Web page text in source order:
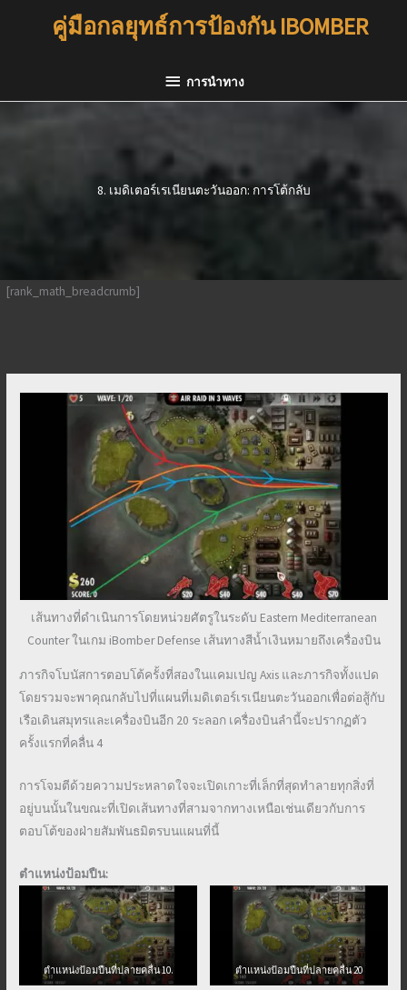
คู่มือกลยุทธ์การป้องกัน IBOMBER
การนำ
การนำทาง
8. เมดิเตอร์เรเนียนตะวันออก: การโต้กลับ
[rank_math_breadcrumb]
เส้นทางที่ดำเนินการโดยหน่วยศัตรูในระดับ Eastern Mediterranean
Counter ในเกม iBomber Defense เส้นทางสีน้ำเงินหมายถึงเครื่องบิน
ภารกิจโบนัสการตอบโต้ครั้งที่สองในแคมเปญ Axis และภารกิจทั้งแปด
โดยรวมจะพาคุณกลับไปที่แผนที่เมดิเตอร์เรเนียนตะวันออกเพื่อต่อสู้กับ
เรือเดินสมุทรและเครื่องบินอีก 20 ระลอก เครื่องบินลำนี้จะปรากฏตัว
ครั้งแรกที่คลื่น 4
การโจมตีด้วยความประหลาดใจจะเปิดเกาะที่เล็กที่สุดทำลายทุกสิ่งที่
อยู่บนนั้นในขณะที่เปิดเส้นทางที่สามจากทางเหนือเช่นเดียวกับการ
ตอบโต้ของฝ่ายสัมพันธมิตรบนแผนที่นี้
ตำแหน่งป้อมปืน:
ตำแหน่งป้อมปืนที่ปลายคลื่น 10. ตำแหน่งป้อมปืนที่ปลายคลื่น 20